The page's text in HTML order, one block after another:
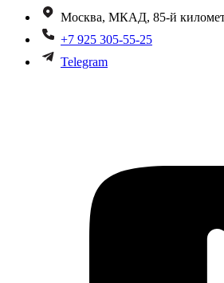
Москва, МКАД, 85-й
+7 925 305-55-25
Telegram